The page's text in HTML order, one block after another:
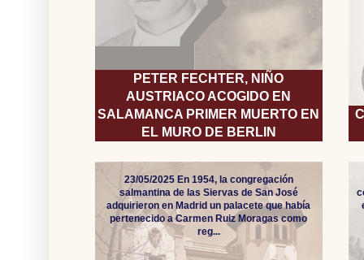
PETER FECHTER, NIÑO
AUSTRIACO ACOGIDO EN
SALAMANCA PRIMER MUERTO EN
EL MURO DE BERLIN
23/05/2025 En 1954, la congregación
salmantina de las Siervas de San José
adquirieron en Madrid un palacete que había
pertenecido a Carmen Ruiz Moragas como
reg...